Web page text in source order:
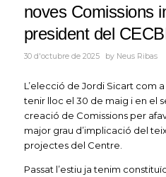
noves Comissions
president del
30 d'octubre de 2025 by Neus Ribas
L’elecció de Jordi Sicart com
tenir lloc el 30 de maig i en el
creació de Comissions per
major grau d’implicació del
projectes del Centre.
Passat l’estiu ja tenim